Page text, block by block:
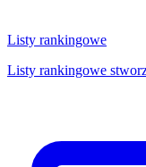
Listy rankingowe
Listy rankingowe